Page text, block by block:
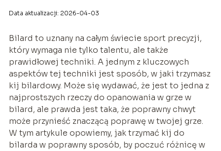
Data aktualizacji: 2026-04-03
Bilard to uznany na całym świecie sport precyzji,
który wymaga nie tylko talentu, ale także
prawidłowej techniki. A jednym z kluczowych
aspektów tej techniki jest sposób, w jaki trzymasz
kij bilardowy. Może się wydawać, że jest to jedna z
najprostszych rzeczy do opanowania w grze w
bilard, ale prawda jest taka, że poprawny chwyt
może przynieść znaczącą poprawę w twojej grze.
W tym artykule opowiemy, jak trzymać kij do
bilarda w poprawny sposób, by poczuć różnicę w